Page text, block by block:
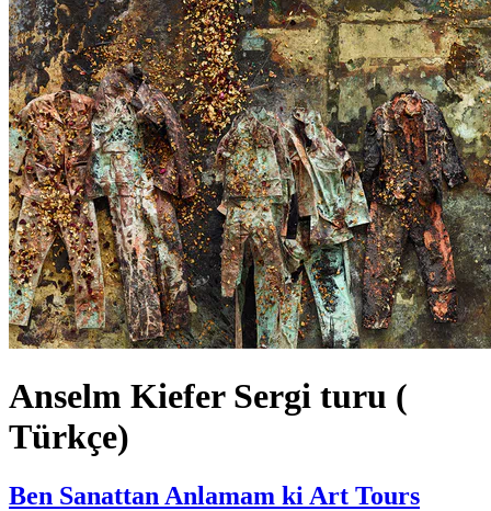
Anselm Kiefer Sergi turu (
Türkçe)
Ben Sanattan Anlamam ki Art Tours